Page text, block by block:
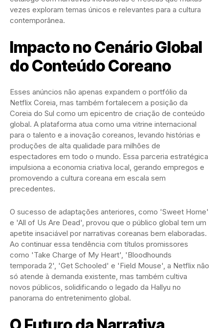
vezes exploram temas únicos e relevantes para a cultura
contemporânea.
Impacto no Cenário Global
do Conteúdo Coreano
Esses anúncios não apenas expandem o portfólio da
Netflix Coreia, mas também fortalecem a posição da
Coreia do Sul como um epicentro de criação de conteúdo
global. A plataforma atua como uma vitrine internacional
para o talento e a inovação coreanos, levando histórias e
produções de alta qualidade para milhões de
espectadores em todo o mundo. Essa parceria estratégica
impulsiona a economia criativa local, gerando empregos e
promovendo a cultura coreana em escala sem
precedentes.
O sucesso de adaptações anteriores, como 'Sweet Home'
e 'All of Us Are Dead', provou que o público global tem um
apetite insaciável por narrativas coreanas bem elaboradas.
Ao continuar essa tendência com títulos promissores
como 'Take Charge of My Heart', 'Bloodhounds
temporada 2', 'Get Schooled' e 'Field Mouse', a Netflix não
só atende à demanda existente, mas também cultiva
novos públicos, solidificando o legado da Hallyu no
panorama do entretenimento global.